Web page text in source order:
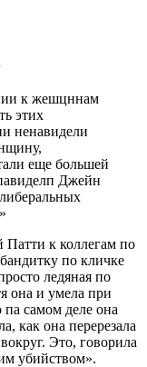
к жешцннам
этих
ненавидели
еще большей
Джейн
Патти к коллегам по
по кличке
ледяная по
она и умела при
самом деле она
как она перерезала
Это, говорила
убийством».